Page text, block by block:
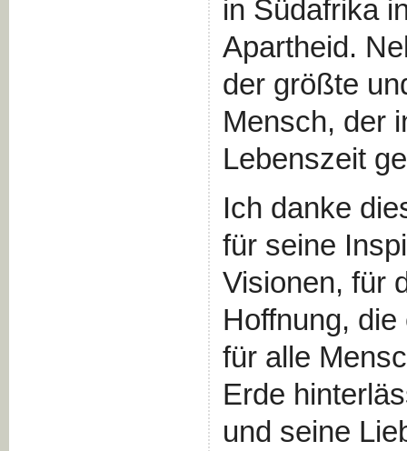
in Südafrika
Apartheid.
der größte
Mensch, der
Lebenszeit
Ich danke
für seine
Visionen, für
Hoffnung,
für alle
Erde
und seine